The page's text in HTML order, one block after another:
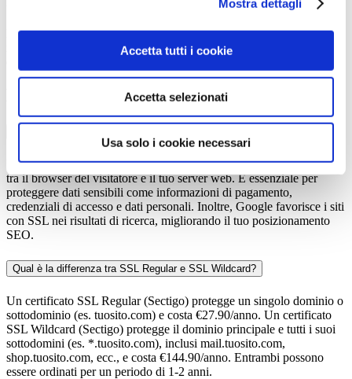
Mostra dettagli
Accetta tutti i cookie
Accetta selezionati
Usa solo i cookie necessari
Il nostro team di esperti è disponibile 24/7 per assisterti
nell'installazione e configurazione del tuo certificato SSL. Ri-
Domande Frequenti
Un certificato SSL (Secure Sockets Layer) cripta la comunicazione
tra il browser del visitatore e il tuo server web. È essenziale per
proteggere dati sensibili come informazioni di pagamento,
credenziali di accesso e dati personali. Inoltre, Google favorisce i siti
con SSL nei risultati di ricerca, migliorando il tuo posizionamento
SEO.
Qual è la differenza tra SSL Regular e SSL Wildcard?
Un certificato SSL Regular (Sectigo) protegge un singolo dominio o
sottodominio (es. tuosito.com) e costa €27.90/anno. Un certificato
SSL Wildcard (Sectigo) protegge il dominio principale e tutti i suoi
sottodomini (es. *.tuosito.com), inclusi mail.tuosito.com,
shop.tuosito.com, ecc., e costa €144.90/anno. Entrambi possono
essere ordinati per un periodo di 1-2 anni.